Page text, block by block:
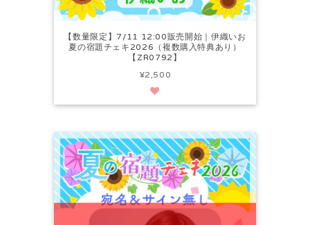
【数量限定】7/11 12:00販売開始｜伊織いお
夏の宿題チェキ2026（複数購入特典あり）
【ZR0792】
¥2,500